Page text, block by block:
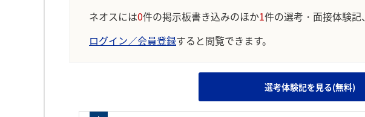
ネオスには0件の掲示板書き込みのほか1件の選考・面接体験記、
ログイン／会員登録すると閲覧できます。
選考体験記を見る(無料)